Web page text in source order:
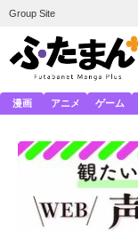
Group Site
漫画 アニメ ゲーム